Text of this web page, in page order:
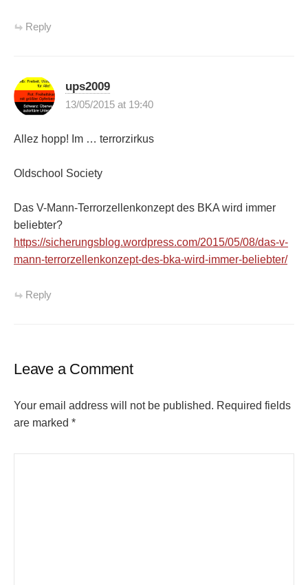
Reply
ups2009
13/05/2015 at 19:40
Allez hopp! Im … terrorzirkus
Oldschool Society
Das V-Mann-Terrorzellenkonzept des BKA wird immer
beliebter?
https://sicherungsblog.wordpress.com/2015/05/08/das-v-
mann-terrorzellenkonzept-des-bka-wird-immer-beliebter/
Reply
Leave a Comment
Your email address will not be published. Required fields
are marked *